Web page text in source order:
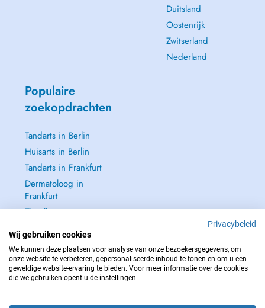
Duitsland
Oostenrijk
Zwitserland
Nederland
Populaire
zoekopdrachten
Tandarts in Berlin
Huisarts in Berlin
Tandarts in Frankfurt
Dermatoloog in
Frankfurt
Zie alle →
NEEM IN GEVAL VAN NOOD CONTACT OP MET : 112
Privacybeleid
Wij gebruiken cookies
We kunnen deze plaatsen voor analyse van onze bezoekersgegevens, om
onze website te verbeteren, gepersonaliseerde inhoud te tonen en om u een
geweldige website-ervaring te bieden. Voor meer informatie over de cookies
die we gebruiken opent u de instellingen.